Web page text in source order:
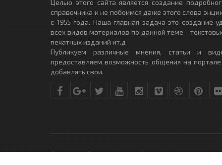
Целью этого сайта является создание
справочника и не побоимся даже этого слова
с 1955 года. Наша главная задача это создание
всех видов материалов по данной теме -
печатных изданий ит.д
Публикуем различные мнения, статьи и
предоставляем возможность общения на
добавлять свои.
© Copyright © 2010-2017. Разработано студиейDLE-